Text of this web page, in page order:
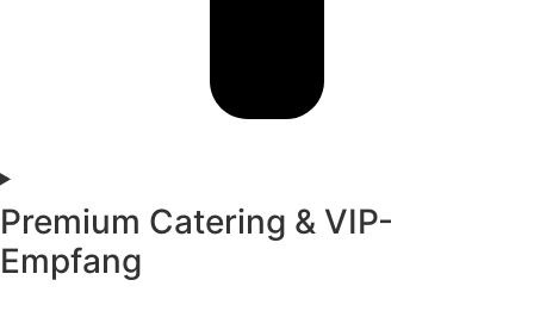
Premium Catering & VIP-
Empfang